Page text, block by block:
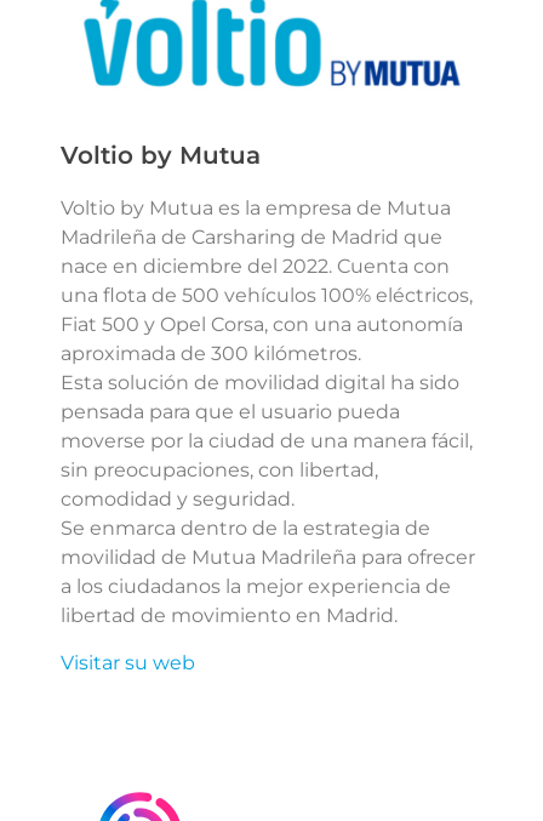
Voltio by Mutua
Voltio by Mutua es la empresa de Mutua
Madrileña de Carsharing de Madrid que
nace en diciembre del 2022. Cuenta con
una flota de 500 vehículos 100% eléctricos,
Fiat 500 y Opel Corsa, con una autonomía
aproximada de 300 kilómetros.
Esta solución de movilidad digital ha sido
pensada para que el usuario pueda
moverse por la ciudad de una manera fácil,
sin preocupaciones, con libertad,
comodidad y seguridad.
Se enmarca dentro de la estrategia de
movilidad de Mutua Madrileña para ofrecer
a los ciudadanos la mejor experiencia de
libertad de movimiento en Madrid.
Visitar su web